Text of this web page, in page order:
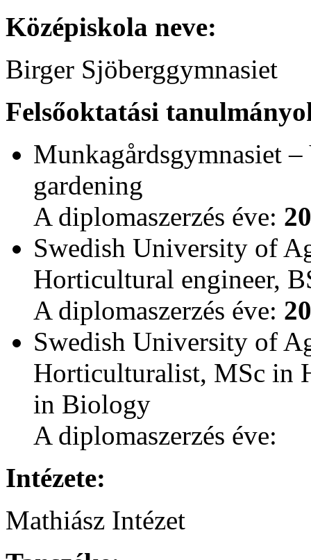
Középiskola neve:
Birger Sjöberggymnasiet
Felsőoktatási
Munkagårdsgymnasiet
gardening
A diplomaszerzés éve:
Swedish University of
Horticultural engineer,
A diplomaszerzés éve:
Swedish University of
Horticulturalist, MSc in
in Biology
A diplomaszerzés éve:
Intézete:
Mathiász Intézet